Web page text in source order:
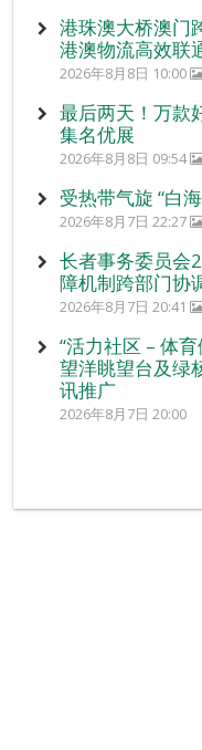
港珠澳大桥澳门
港澳物流高效联
2026年8月8日 10:00
最后两天！万款
集名优展
2026年8月8日 09:54
受热带气旋 “白
2026年8月7日 22:27
长者事务委员会
障机制跨部门协
2026年8月7日 20:41
“活力社区 – 体
望洋眺望台及绿
讯推广
2026年8月7日 20:00